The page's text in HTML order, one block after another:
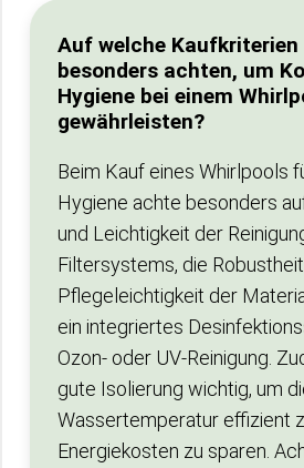
Auf welche
besonders achten, um
Hygiene bei einem
gewährleisten?
Beim Kauf eines Whirlpools
Hygiene achte besonders
und Leichtigkeit der
Filtersystems, die
Pflegeleichtigkeit der
ein integriertes
Ozon- oder UV-Reinigung.
gute Isolierung wichtig, um
Wassertemperatur effizient
Energiekosten zu sparen.